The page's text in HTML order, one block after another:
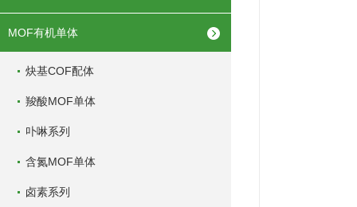
MOF有机单体
炔基COF配体
羧酸MOF单体
卟啉系列
含氮MOF单体
卤素系列